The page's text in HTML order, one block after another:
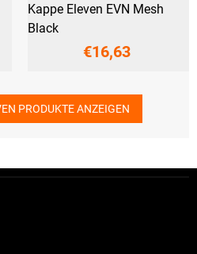
Kappe Eleven EVN Mesh
Black
€16,63
PRODUKTE ANZEIGEN